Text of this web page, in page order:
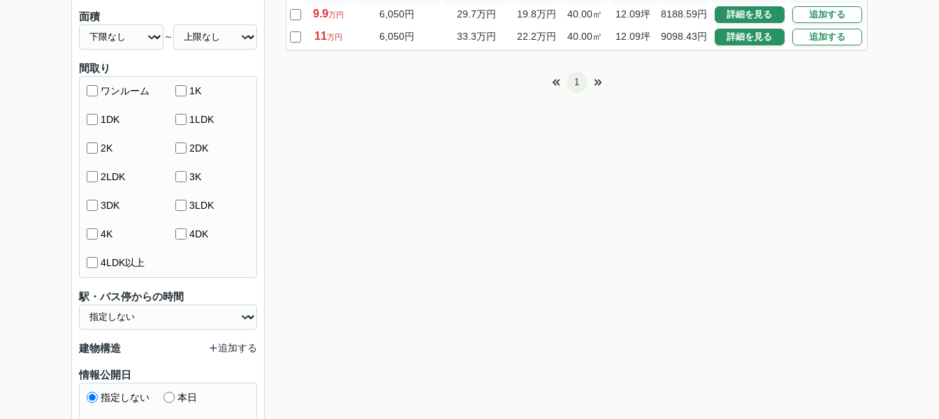
9.9万円 6,050円 29.7万円 19.8万円 40.00㎡ 12.09坪 8188.59円 詳細を見る 追加する
11万円 6,050円 33.3万円 22.2万円 40.00㎡ 12.09坪 9098.43円 詳細を見る 追加する
1
面積
～
間取り
ワンルーム 1K
1DK 1LDK
2K 2DK
2LDK 3K
3DK 3LDK
4K 4DK
4LDK以上
駅・バス停からの時間
建物構造 追加する
情報公開日
指定しない 本日